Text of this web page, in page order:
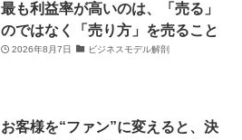
最も利益率が高いのは、「売る」
のではなく「売り方」を売ること
2026年8月7日 ビジネスモデル解剖
お客様を“ファン”に変えると、決